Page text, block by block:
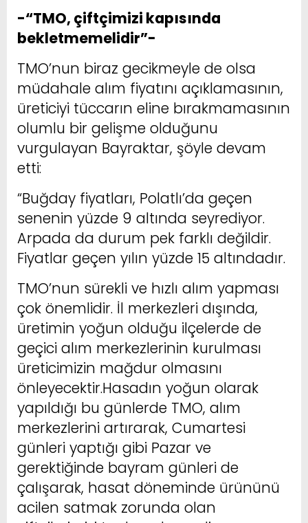
-“TMO, çiftçimizi kapısında
bekletmemelidir”-
TMO’nun biraz gecikmeyle de olsa
müdahale alım fiyatını açıklamasının,
üreticiyi tüccarın eline bırakmamasının
olumlu bir gelişme olduğunu
vurgulayan Bayraktar, şöyle devam
etti:
“Buğday fiyatları, Polatlı’da geçen
senenin yüzde 9 altında seyrediyor.
Arpada da durum pek farklı değildir.
Fiyatlar geçen yılın yüzde 15 altındadır.
TMO’nun sürekli ve hızlı alım yapması
çok önemlidir. İl merkezleri dışında,
üretimin yoğun olduğu ilçelerde de
geçici alım merkezlerinin kurulması
üreticimizin mağdur olmasını
önleyecektir.Hasadın yoğun olarak
yapıldığı bu günlerde TMO, alım
merkezlerini artırarak, Cumartesi
günleri yaptığı gibi Pazar ve
gerektiğinde bayram günleri de
çalışarak, hasat döneminde ürününü
acilen satmak zorunda olan